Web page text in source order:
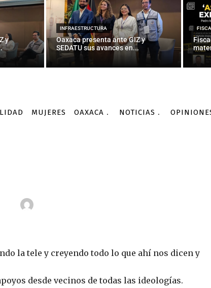
y
INFRAESTRUCTURA
Oaxaca presenta ante GIZ y
SEDATU sus avances en...
MUJERES OAXACA NOTICIAS
Internacionales Argentina: Los argentinos que sueñan con
la tele y creyendo todo lo que ahí nos dicen y
desde vecinos de todas las ideologías.